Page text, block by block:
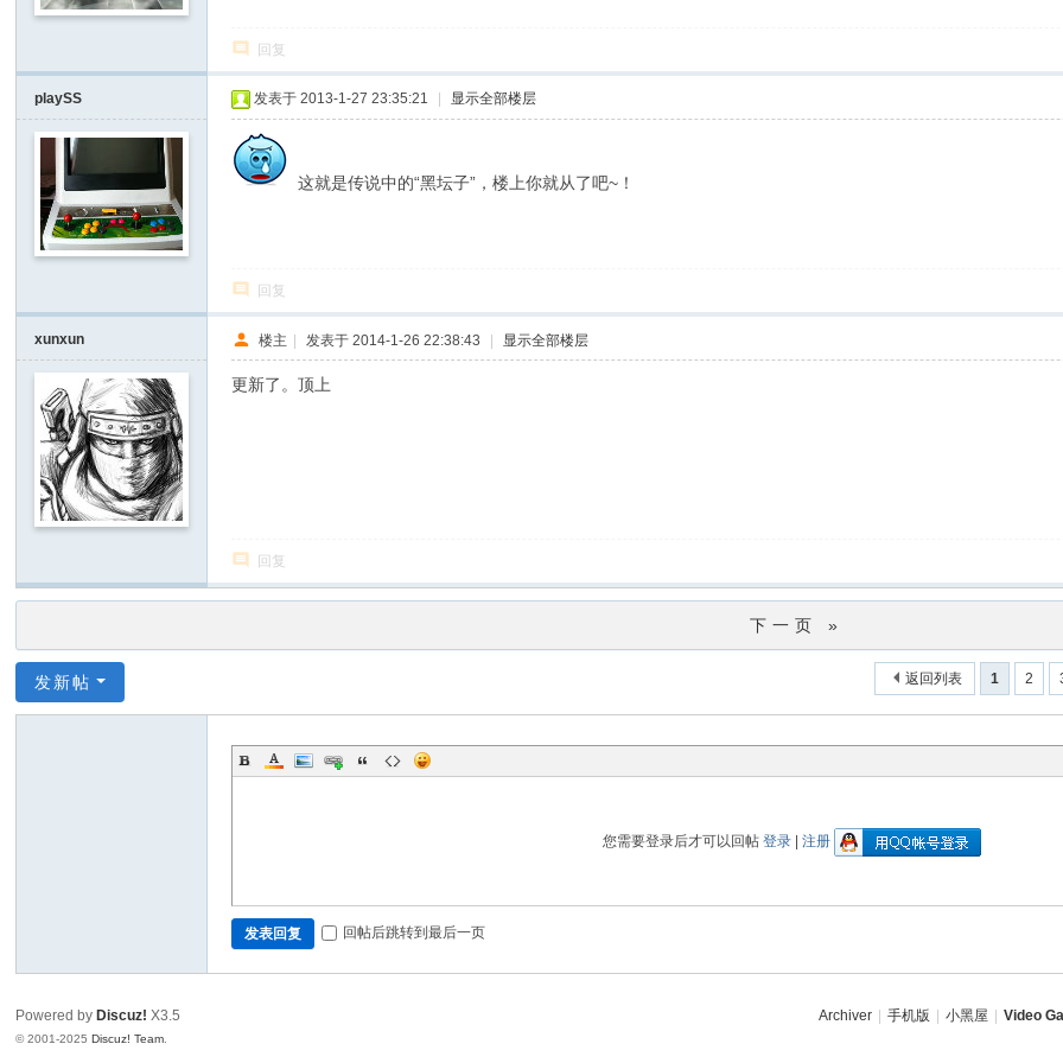
回复
playSS 发表于 2013-1-27 23:35:21 显示全部楼层
这就是传说中的“黑坛子”，楼上你就从了吧~！
回复
xunxun 楼主 | 发表于 2014-1-26 22:38:43 | 显示全部楼层
更新了。顶上
回复
下一页 »
1 2
返回列表
发新帖
您需要登录后才可以回帖 登录| 注册
发表回复 回帖后跳转到最后一页
Archiver 手机版 小黑屋 Video
Powered by Discuz! X3.5
© 2001-2025Discuz! Team